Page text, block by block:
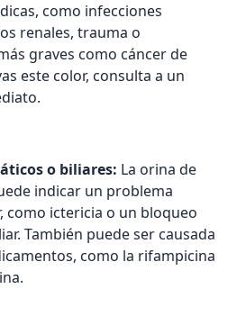
como infecciones
renales, trauma o
graves como cáncer de
este color, consulta a un
o biliares: La orina de
indicar un problema
como ictericia o un bloqueo
También puede ser causada
como la rifampicina